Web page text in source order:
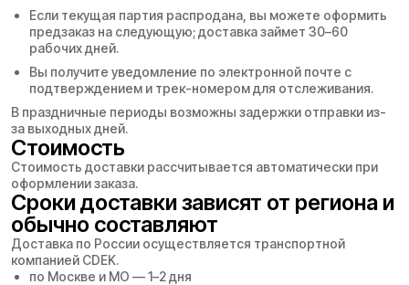
Если текущая партия распродана, вы можете оформить
предзаказ на следующую; доставка займет 30–60
рабочих дней.
Вы получите уведомление по электронной почте с
подтверждением и трек-номером для отслеживания.
В праздничные периоды возможны задержки отправки из-
за выходных дней.
Стоимость
Стоимость доставки рассчитывается автоматически при
оформлении заказа.
Сроки доставки зависят от региона и
обычно составляют
Доставка по России осуществляется транспортной
компанией CDEK.
по Москве и МО — 1–2 дня